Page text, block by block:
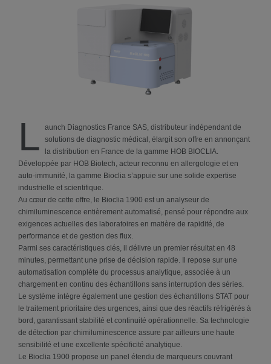
L
aunch Diagnostics France SAS, distributeur indépendant de
solutions de diagnostic médical, élargit son offre en annonçant
la distribution en France de la gamme HOB BIOCLIA.
Développée par HOB Biotech, acteur reconnu en allergologie et en
auto-immunité, la gamme Bioclia s’appuie sur une solide expertise
industrielle et scientifique.
Au cœur de cette offre, le Bioclia 1900 est un analyseur de
chimiluminescence entièrement automatisé, pensé pour répondre aux
exigences actuelles des laboratoires en matière de rapidité, de
performance et de gestion des flux.
Parmi ses caractéristiques clés, il délivre un premier résultat en 48
minutes, permettant une prise de décision rapide. Il repose sur une
automatisation complète du processus analytique, associée à un
chargement en continu des échantillons sans interruption des séries.
Le système intègre également une gestion des échantillons STAT pour
le traitement prioritaire des urgences, ainsi que des réactifs réfrigérés à
bord, garantissant stabilité et continuité opérationnelle. Sa technologie
de détection par chimiluminescence assure par ailleurs une haute
sensibilité et une excellente spécificité analytique.
Le Bioclia 1900 propose un panel étendu de marqueurs couvrant